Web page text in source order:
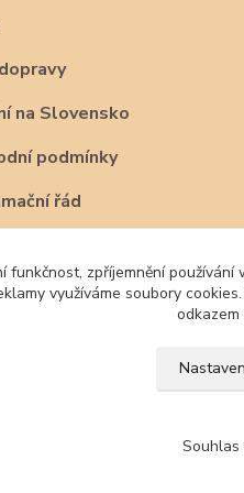
na Slovensko
podmínky
řád
funkčnost, zpříjemnění
využíváme soubory